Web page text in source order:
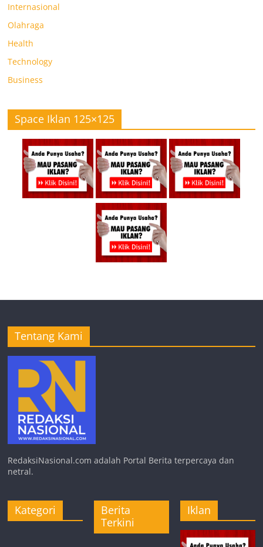
Internasional
Olahraga
Health
Technology
Business
Space Iklan 125×125
Tentang Kami
RedaksiNasional.com adalah Portal Berita terpercaya dan
netral.
Kategori
Berita
Terkini
Iklan